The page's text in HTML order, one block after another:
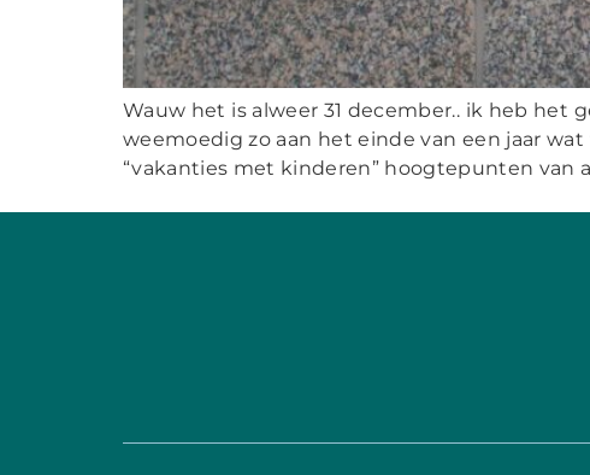
Wauw het is alweer 31 december.. ik heb het
weemoedig zo aan het einde van een jaar
“vakanties met kinderen” hoogtepunten van